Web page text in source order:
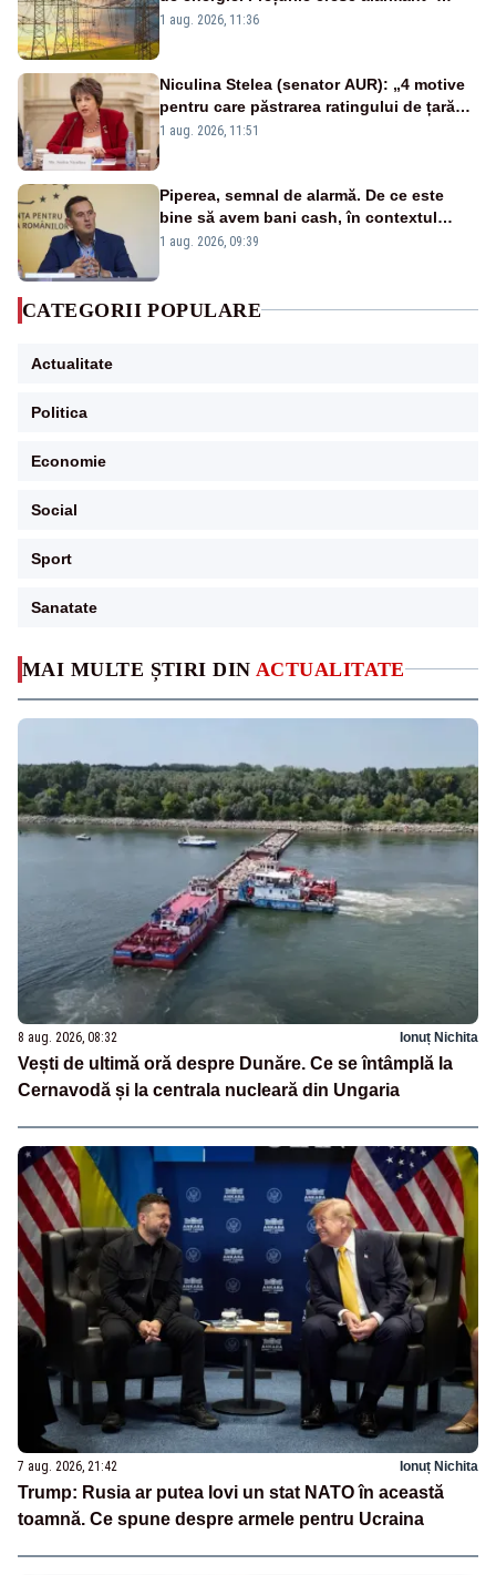
MAI MULTE ȘTIRI DIN ACTUALITATE
8 aug. 2026, 08:32 Ionuț Nichita
Vești de ultimă oră despre Dunăre. Ce se întâmplă la
Cernavodă și la centrala nucleară din Ungaria
7 aug. 2026, 21:42 Ionuț Nichita
Trump: Rusia ar putea lovi un stat NATO în această
toamnă. Ce spune despre armele pentru Ucraina
Analiză Realitatea Plus
1 aug. 2026, 11:36
Niculina Stelea (senator AUR): „4 motive
pentru care păstrarea ratingului de țară
nu este o reușită pentru Guvernul
1 aug. 2026, 11:51
Piperea, semnal de alarmă. De ce este
bine să avem bani cash, în contextul
alertei energetice?
1 aug. 2026, 09:39
CATEGORII POPULARE
Actualitate
Politica
Economie
Social
Sport
Sanatate